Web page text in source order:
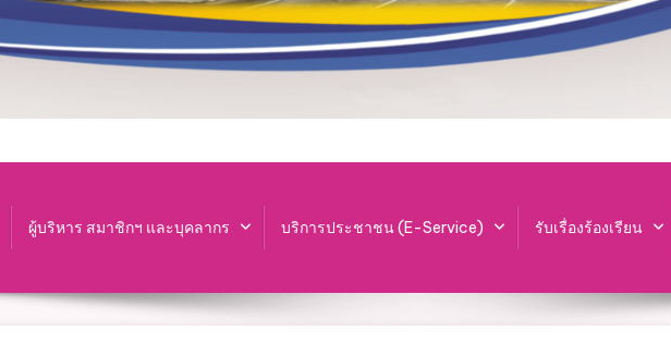
ผู้บริหาร สมาชิกฯ และบุคลากร บริการประชาชน (E-Service) รับเรื่องร้องเรียน